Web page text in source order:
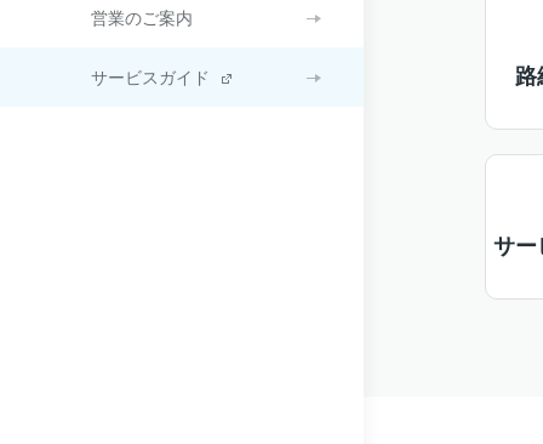
路
サー
営業のご案内
サービスガイド